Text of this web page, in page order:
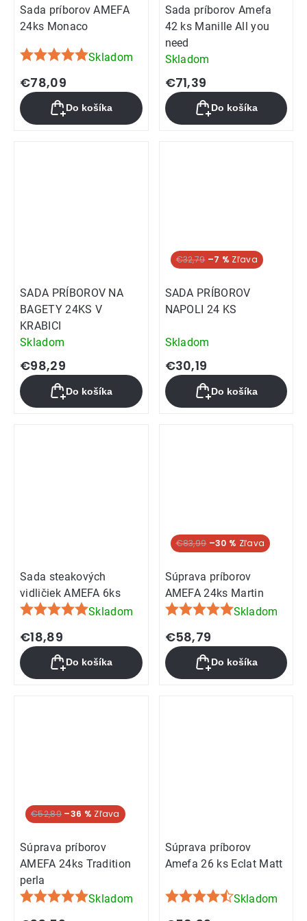
Sada príborov AMEFA
24ks Monaco
Priemerné
hodnotenie
produktu
je
5,0
Skladom
€78,09
Do košíka
Sada príborov Amefa
42 ks Manille All you
need
Skladom
€71,39
Do košíka
SADA PRÍBOROV NA
BAGETY 24KS V
KRABICI
Skladom
€98,29
Do košíka
€32,79 –7 %
SADA PRÍBOROV
NAPOLI 24 KS
Skladom
€30,19
Do košíka
Sada steakových
vidličiek AMEFA 6ks
Priemerné
hodnotenie
produktu
je
5,0
Skladom
€18,89
Do košíka
€83,99 –30 %
Súprava príborov
AMEFA 24ks Martin
Priemerné
hodnotenie
produktu
je
5,0
Skladom
€58,79
Do košíka
€52,89 –36 %
Súprava príborov
AMEFA 24ks Tradition
perla
Priemerné
Skladom
Súprava príborov
Amefa 26 ks Eclat Matt
Priemerné
Skladom